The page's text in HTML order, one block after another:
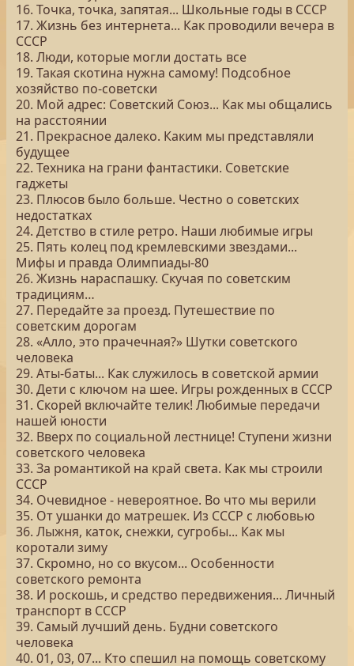
16. Точка, точка, запятая... Школьные годы в СССР
17. Жизнь без интернета... Как проводили вечера в
СССР
18. Люди, которые могли достать все
19. Такая скотина нужна самому! Подсобное
хозяйство по-советски
20. Мой адрес: Советский Союз... Как мы общались
на расстоянии
21. Прекрасное далеко. Каким мы представляли
будущее
22. Техника на грани фантастики. Советские
гаджеты
23. Плюсов было больше. Честно о советских
недостатках
24. Детство в стиле ретро. Наши любимые игры
25. Пять колец под кремлевскими звездами...
Мифы и правда Олимпиады-80
26. Жизнь нараспашку. Скучая по советским
традициям…
27. Передайте за проезд. Путешествие по
советским дорогам
28. «Алло, это прачечная?» Шутки советского
человека
29. Аты-баты... Как служилось в советской армии
30. Дети с ключом на шее. Игры рожденных в СССР
31. Скорей включайте телик! Любимые передачи
нашей юности
32. Вверх по социальной лестнице! Ступени жизни
советского человека
33. За романтикой на край света. Как мы строили
СССР
34. Очевидное - невероятное. Во что мы верили
35. От ушанки до матрешек. Из СССР с любовью
36. Лыжня, каток, снежки, сугробы... Как мы
коротали зиму
37. Скромно, но со вкусом... Особенности
советского ремонта
38. И роскошь, и средство передвижения... Личный
транспорт в СССР
39. Самый лучший день. Будни советского
человека
40. 01, 03, 07... Кто спешил на помощь советскому